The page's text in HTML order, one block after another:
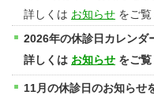
詳しくは お知らせ をご覧
2026年の休診日カレンダ
詳しくは お知らせ をご覧
11月の休診日のお知らせ